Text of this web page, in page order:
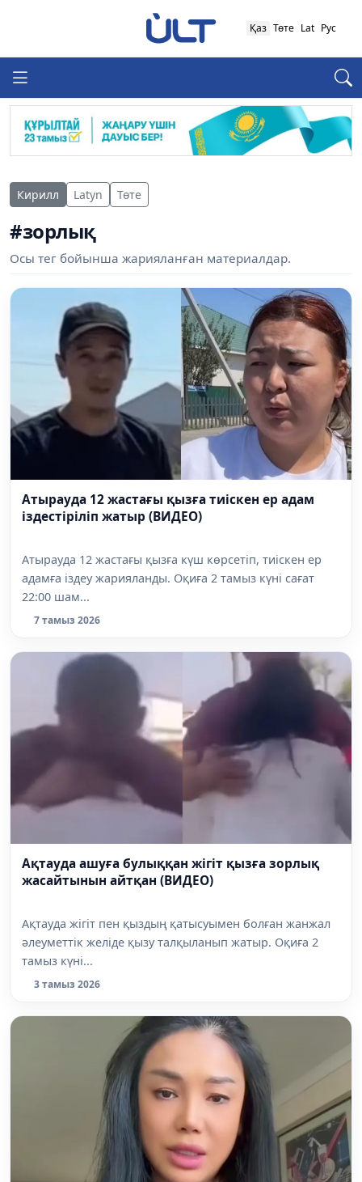
Қаз Төте Lat Рус
Кирилл Latyn Төте
#зорлық
Осы тег бойынша жарияланған материалдар.
Атырауда 12 жастағы қызға тиіскен ер адам
іздестіріліп жатыр (ВИДЕО)
Атырауда 12 жастағы қызға күш көрсетіп, тиіскен ер
адамға іздеу жарияланды. Оқиға 2 тамыз күні сағат
22:00 шам...
7 тамыз 2026
Ақтауда ашуға булыққан жігіт қызға зорлық
жасайтынын айтқан (ВИДЕО)
Ақтауда жігіт пен қыздың қатысуымен болған жанжал
әлеуметтік желіде қызу талқыланып жатыр. Оқиға 2
тамыз күні...
3 тамыз 2026